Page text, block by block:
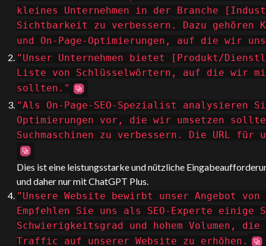
kleines Unternehmen in der Branche
Sichtbarkeit zu verbessern. Dazu gehören
und On-Page-Optimierungen, auf die wir
"Unser Unternehmen bietet [Produkt/
Liste von Schlüsselwörtern, auf die wir
sollten."
"Als On-Page-SEO-Spezialist analysieren
Optimierungen vor, die wir umsetzen
Suchmaschinen zu verbessern. Die URL
Dies ist eine leistungsstarke und nützliche
und daher nur mitChatGPT Plus.
"Unsere Website bewirbt unser Angebot
Empfehlen Sie uns als SEO-Experte einige
Schwierigkeitsgrad und hohem Volumen,
Traffic auf unserer Website zu erhöhen.